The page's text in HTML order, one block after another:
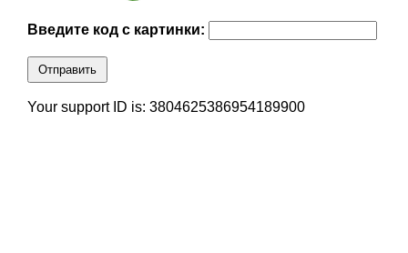
Введите код с картинки:
Отправить
Your support ID is: 3804625386954189900